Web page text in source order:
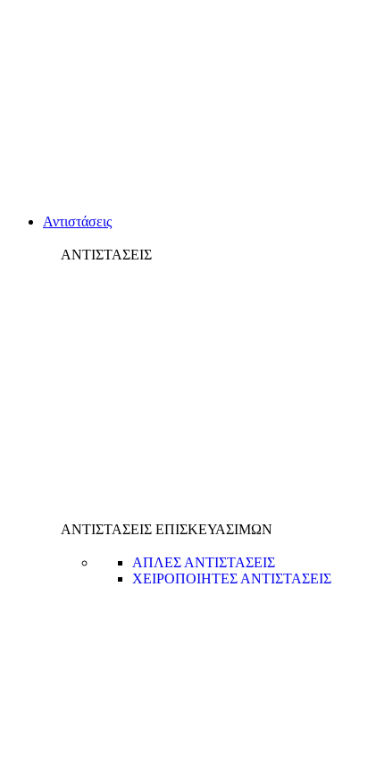
Αντιστάσεις
ΑΝΤΙΣΤΑΣΕΙΣ
ΑΝΤΙΣΤΑΣΕΙΣ ΕΠΙΣΚΕΥΑΣΙΜΩΝ
ΑΠΛΕΣ ΑΝΤΙΣΤΑΣΕΙΣ
ΧΕΙΡΟΠΟΙΗΤΕΣ ΑΝΤΙΣΤΑΣΕΙΣ